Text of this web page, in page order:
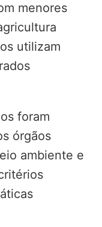
menores
utilizam
foram
órgãos
ambiente e